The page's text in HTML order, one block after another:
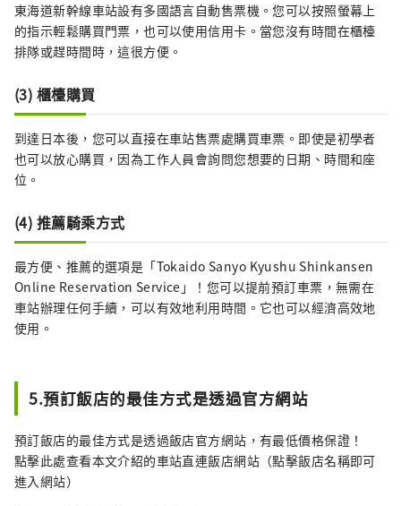
東海道新幹線車站設有多國語言自動售票機。您可以按照螢幕上
的指示輕鬆購買門票，也可以使用信用卡。當您沒有時間在櫃檯
排隊或趕時間時，這很方便。
(3) 櫃檯購買
到達日本後，您可以直接在車站售票處購買車票。即使是初學者
也可以放心購買，因為工作人員會詢問您想要的日期、時間和座
位。
(4) 推薦騎乘方式
最方便、推薦的選項是「Tokaido Sanyo Kyushu Shinkansen
Online Reservation Service」！您可以提前預訂車票，無需在
車站辦理任何手續，可以有效地利用時間。它也可以經濟高效地
使用。
5.預訂飯店的最佳方式是透過官方網站
預訂飯店的最佳方式是透過飯店官方網站，有最低價格保證！
點擊此處查看本文介紹的車站直連飯店網站（點擊飯店名稱即可
進入網站）